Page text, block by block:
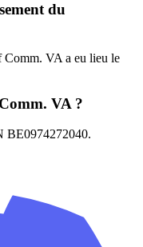
du
Comm. VA a eu lieu le
VA ?
BE0974272040.